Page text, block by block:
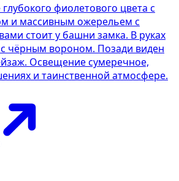
фиолетового цвета с
и массивным ожерельем с
стоит у башни замка. В руках
с чёрным вороном. Позади виден
Освещение сумеречное,
и таинственной атмосфере.